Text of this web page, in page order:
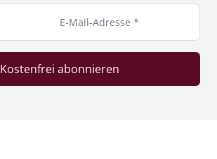
E-Mail-Adresse *
Kostenfrei abonnieren